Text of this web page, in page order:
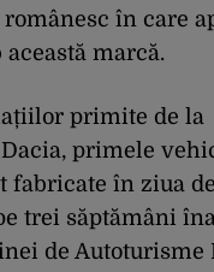
în care
marcă.
primite de la
primele
fabricate în ziua
trei săptămâni
de Autoturisme